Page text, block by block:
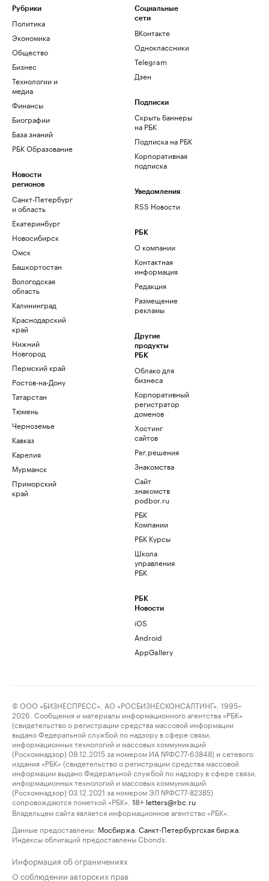
Рубрики
Политика
Экономика
Общество
Бизнес
Технологии и
медиа
Финансы
Биографии
База знаний
РБК Образование
Новости
регионов
Санкт-Петербург
и область
Екатеринбург
Новосибирск
Омск
Башкортостан
Вологодская
область
Калининград
Краснодарский
край
Нижний
Новгород
Пермский край
Ростов-на-Дону
Татарстан
Тюмень
Черноземье
Кавказ
Карелия
Мурманск
Приморский
край
Социальные
сети
ВКонтакте
Одноклассники
Telegram
Дзен
Подписки
Скрыть баннеры
на РБК
Подписка на РБК
Корпоративная
подписка
Уведомления
RSS Новости
РБК
О компании
Контактная
информация
Редакция
Размещение
рекламы
Другие
продукты
РБК
Облако для
бизнеса
Корпоративный
регистратор
доменов
Хостинг
сайтов
Рег.решения
Знакомства
Сайт
знакомств
podbor.ru
РБК
Компании
РБК Курсы
Школа
управления
РБК
РБК
Новости
iOS
Android
AppGallery
© ООО «БИЗНЕСПРЕСС», АО «РОСБИЗНЕСКОНСАЛТИНГ», 1995–
2026. Сообщения и материалы информационного агентства «РБК»
(свидетельство о регистрации средства массовой информации
выдано Федеральной службой по надзору в сфере связи,
информационных технологий и массовых коммуникаций
(Роскомнадзор) 09.12.2015 за номером ИА №ФС77-63848) и сетевого
издания «РБК» (свидетельство о регистрации средства массовой
информации выдано Федеральной службой по надзору в сфере связи,
информационных технологий и массовых коммуникаций
(Роскомнадзор) 03.12.2021 за номером ЭЛ №ФС77-82385)
сопровождаются пометкой «РБК».
18+ letters@rbc.ru
Владельцем сайта является информационное агентство «РБК».
Данные предоставлены: Мосбиржа Санкт-Петербургская биржа
Индексы облигаций предоставлены Cbonds.
Информация об ограничениях
О соблюдении авторских прав